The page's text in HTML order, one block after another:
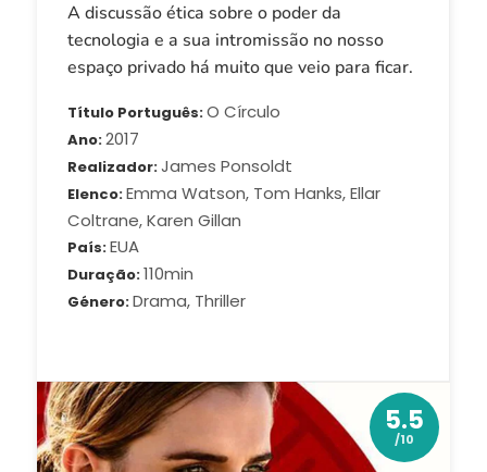
A discussão ética sobre o poder da
tecnologia e a sua intromissão no nosso
espaço privado há muito que veio para ficar.
Título Português O Círculo
Ano 2017
Realizador James Ponsoldt
Elenco Emma Watson, Tom Hanks, Ellar
Coltrane, Karen Gillan
País EUA
Duração 110min
Género Drama, Thriller
5.5
/10